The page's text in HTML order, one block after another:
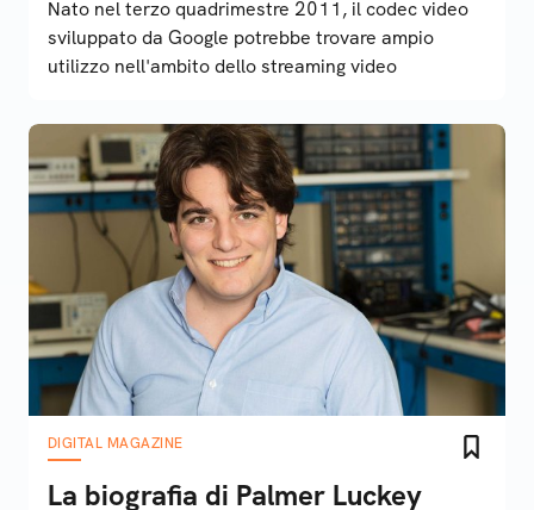
Nato nel terzo quadrimestre 2011, il codec video
sviluppato da Google potrebbe trovare ampio
utilizzo nell'ambito dello streaming video
DIGITAL MAGAZINE
La biografia di Palmer Luckey